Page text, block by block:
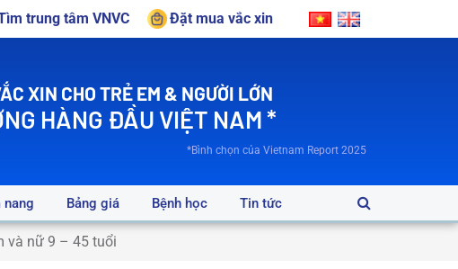
trung tâm VNVC Đặt mua vắc xin
XIN CHO TRẺ EM & NGƯỜI LỚN
HÀNG ĐẦU VIỆT NAM *
*Bình chọn của Vietnam Report 2025
nang Bảng giá Bệnh học Tin tức
và nữ 9 – 45 tuổi